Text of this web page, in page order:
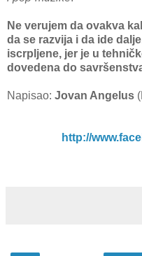
Ne verujem da ovakva
da se razvija i da ide
iscrpljene, jer je u
dovedena do
Napisao: Jovan Angelus
http://